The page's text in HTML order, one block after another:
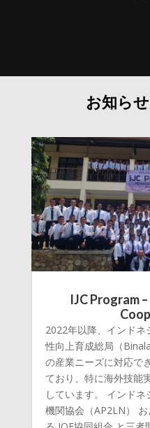
お知ら
IJC Program
2022年以降、インド
性向上育成総局（
の産業ニーズに対応で
ており、特に海外技能
しています。 インド
機関協会（AP2LN）